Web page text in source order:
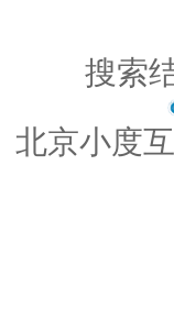
搜索
北京小度